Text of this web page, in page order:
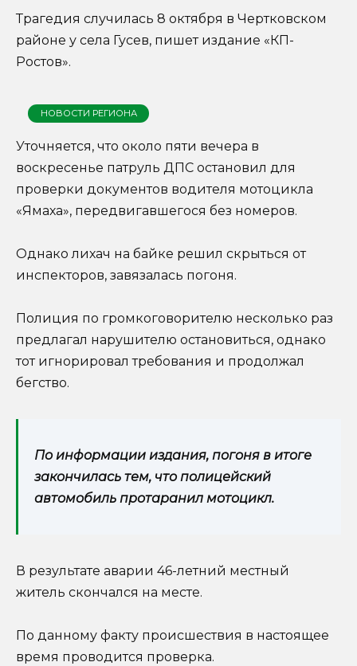
Трагедия случилась 8 октября в Чертковском
районе у села Гусев, пишет издание «КП-
Ростов».
НОВОСТИ РЕГИОНА
Уточняется, что около пяти вечера в
воскресенье патруль ДПС остановил для
проверки документов водителя мотоцикла
«Ямаха», передвигавшегося без номеров.
Однако лихач на байке решил скрыться от
инспекторов, завязалась погоня.
Полиция по громкоговорителю несколько раз
предлагал нарушителю остановиться, однако
тот игнорировал требования и продолжал
бегство.
По информации издания, погоня в итоге
закончилась тем, что полицейский
автомобиль протаранил мотоцикл.
В результате аварии 46-летний местный
житель скончался на месте.
По данному факту происшествия в настоящее
время проводится проверка.